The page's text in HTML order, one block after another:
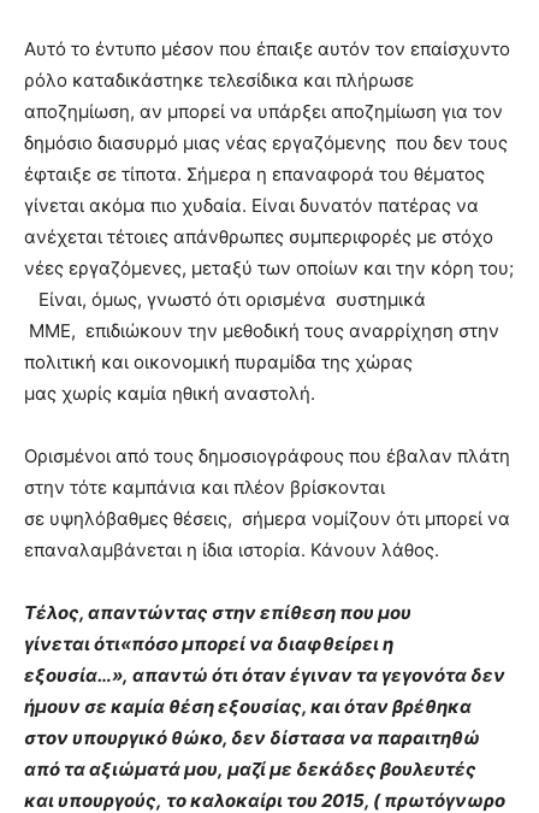
Αυτό το έντυπο μέσον που έπαιξε αυτόν τον επαίσχυντο
ρόλο καταδικάστηκε τελεσίδικα και πλήρωσε
αποζημίωση, αν μπορεί να υπάρξει αποζημίωση για τον
δημόσιο διασυρμό μιας νέας εργαζόμενης που δεν τους
έφταιξε σε τίποτα. Σήμερα η επαναφορά του θέματος
γίνεται ακόμα πιο χυδαία. Είναι δυνατόν πατέρας να
ανέχεται τέτοιες απάνθρωπες συμπεριφορές με στόχο
νέες εργαζόμενες, μεταξύ των οποίων και την κόρη του;
Είναι, όμως, γνωστό ότι ορισμένα συστημικά
ΜΜΕ, επιδιώκουν την μεθοδική τους αναρρίχηση στην
πολιτική και οικονομική πυραμίδα της χώρας
μας χωρίς καμία ηθική αναστολή.
Ορισμένοι από τους δημοσιογράφους που έβαλαν πλάτη
στην τότε καμπάνια και πλέον βρίσκονται
σε υψηλόβαθμες θέσεις, σήμερα νομίζουν ότι μπορεί να
επαναλαμβάνεται η ίδια ιστορία. Κάνουν λάθος.
Τέλος, απαντώντας στην επίθεση που μου
γίνεται ότι«πόσο μπορεί να διαφθείρει η
εξουσία…», απαντώ ότι όταν έγιναν τα γεγονότα δεν
ήμουν σε καμία θέση εξουσίας, και όταν βρέθηκα
στον υπουργικό θώκο, δεν δίστασα να παραιτηθώ
από τα αξιώματά μου, μαζί με δεκάδες βουλευτές
και υπουργούς, το καλοκαίρι του 2015, ( πρωτόγνωρο